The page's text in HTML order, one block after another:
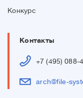
Конкурс
Контакты
+7 (495) 088-
arch@file-